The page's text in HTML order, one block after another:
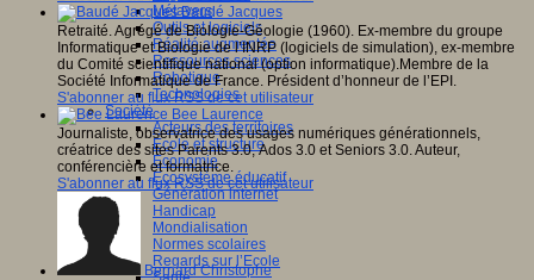
Métavers
Outils et logiciels
Réalité augmentée
Ressources sciences
Robotique
Technologies
Société
Acteurs des territoires
Ecole et structure
Economie
Ecosystème éducatif
Génération internet
Handicap
Mondialisation
Normes scolaires
Regards sur l’Ecole
Baudé Jacques
Retraité. Agrégé de Biologie-Géologie (1960). Ex-membre du groupe
Informatique et Biologie de l’INRP (logiciels de simulation), ex-membre
du Comité scientifique national (option informatique).Membre de la
Société Informatique de France. Président d’honneur de l’EPI.
S'abonner au flux RSS de cet utilisateur
Bee Laurence
Journaliste, observatrice des usages numériques générationnels,
créatrice des sites Parents 3.0, Ados 3.0 et Seniors 3.0. Auteur,
conférencière et formatrice.
S'abonner au flux RSS de cet utilisateur
Bernard Christophe